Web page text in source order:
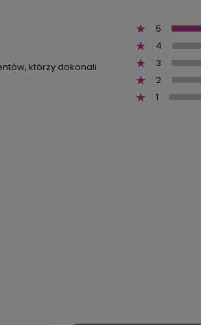
którzy dokonali
5
4
3
2
1